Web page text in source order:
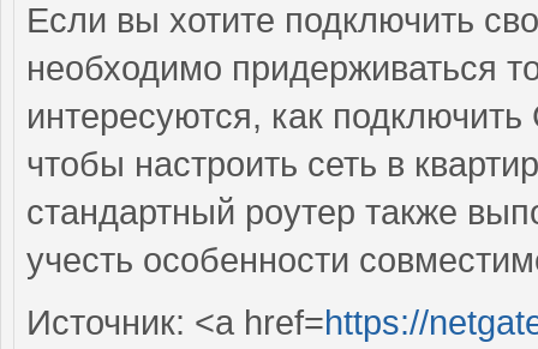
Если вы хотите подключить
необходимо придерживаться
интересуются, как
чтобы настроить сеть в
стандартный роутер также
учесть особенности
Источник: <a href=https://